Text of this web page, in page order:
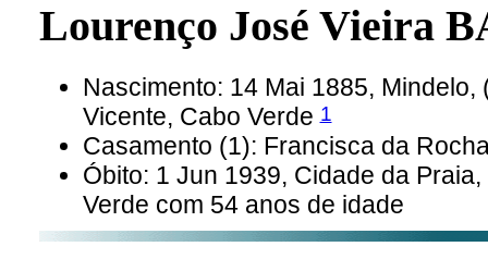
Lourenço José Vieira
Nascimento: 14 Mai 1885, Mindelo,
Vicente, Cabo Verde1
Casamento (1): Francisca da
Óbito: 1 Jun 1939, Cidade da
Verde com 54 anos de idade